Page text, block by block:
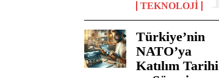
TEKNOLOJI
Türkiye’nin
NATO’ya
Katılım Tarihi